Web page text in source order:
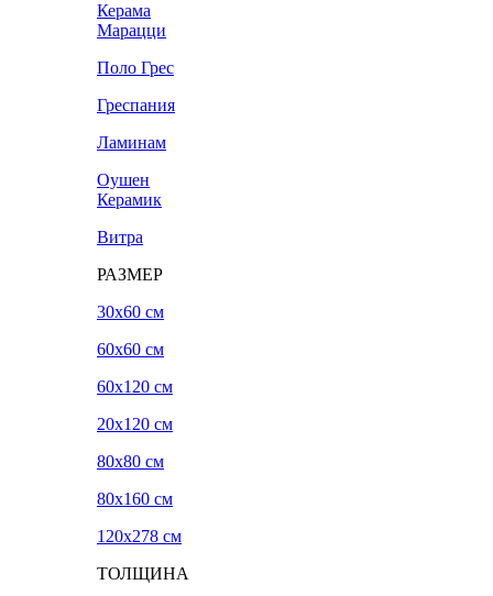
Керама
Марацци
Поло Грес
Греспания
Ламинам
Оушен
Керамик
Витра
РАЗМЕР
30x60 см
60x60 см
60x120 см
20х120 см
80x80 см
80x160 см
120х278 см
ТОЛЩИНА